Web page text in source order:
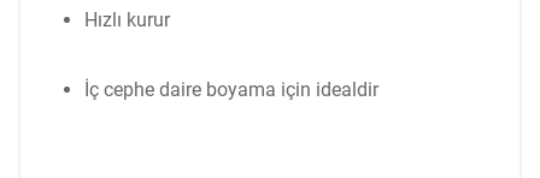
Hızlı kurur
İç cephe daire boyama için idealdir